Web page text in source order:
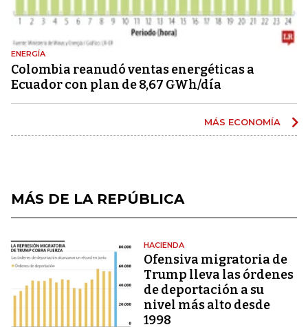
ENERGÍA
Colombia reanudó ventas energéticas a
Ecuador con plan de 8,67 GWh/día
MÁS ECONOMÍA
MÁS DE LA REPÚBLICA
HACIENDA
Ofensiva migratoria de
Trump lleva las órdenes
de deportación a su
nivel más alto desde
1998